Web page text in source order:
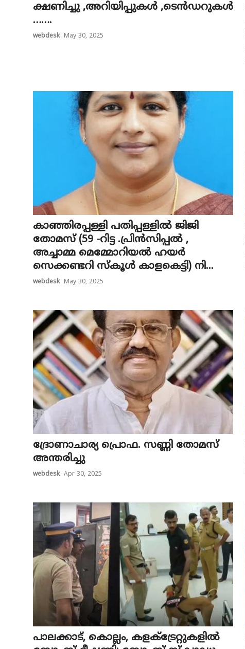
ക്ഷണിച്ചു ,അറിയിപ്പുകൾ ,ടെൻഡറുകൾ
…….
webdesk May 30, 2025
കാഞ്ഞിരപ്പള്ളി പതിപ്പള്ളിൽ ജിജി
തോമസ് (59 -റിട്ട .പ്രിൻസിപ്പൽ ,
അച്ചാമ്മ മെമ്മോറിയൽ ഹയർ
സെക്കണ്ടറി സ്കൂൾ കാളകെട്ടി) നി...
webdesk May 30, 2025
ദ്രോണാചാര്യ പ്രൊഫ. സണ്ണി തോമസ്
അന്തരിച്ചു
webdesk Apr 30, 2025
പാ​ല​ക്കാ​ട്, കൊ​ല്ലം, ക​ള​ക്ട്രേ​റ്റു​ക​ളി​ൽ